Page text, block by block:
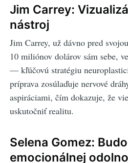
Jim Carrey:
nástroj
Jim Carrey, už dávno pred
10 miliónov dolárov sám sebe,
— kľúčovú stratégiu
príprava zosúlaďuje nervové
aspiráciami, čím dokazuje, že
uskutočniť realitu.
Selena Gomez:
emocionálnej